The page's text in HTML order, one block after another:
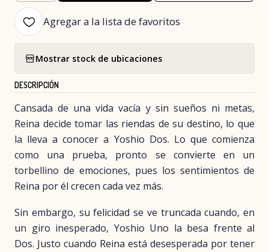
Agregar a la lista de favoritos
Mostrar stock de ubicaciones
DESCRIPCIÓN
Cansada de una vida vacía y sin sueños ni metas,
Reina decide tomar las riendas de su destino, lo que
la lleva a conocer a Yoshio Dos. Lo que comienza
como una prueba, pronto se convierte en un
torbellino de emociones, pues los sentimientos de
Reina por él crecen cada vez más.
Sin embargo, su felicidad se ve truncada cuando, en
un giro inesperado, Yoshio Uno la besa frente al
Dos. Justo cuando Reina está desesperada por tener